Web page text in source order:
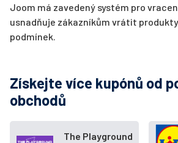
Joom má zavedený systém pro
usnadňuje zákazníkům vrátit
podmínek.
Získejte více kupónů od
obchodů
The Playground